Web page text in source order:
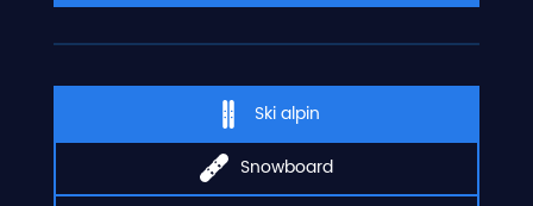
CONTACT
Ski alpin
Snowboard